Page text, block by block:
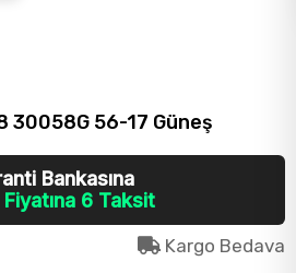
30058G 56-17 Güneş
Bankasına
6 Taksit
Kargo Bedava